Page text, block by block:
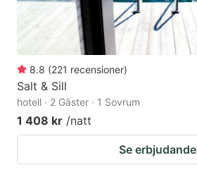
8.8 (221 recensioner)
Salt & Sill
hotell · 2 Gäster · 1 Sovrum
1 408 kr /natt
Se erbjudande